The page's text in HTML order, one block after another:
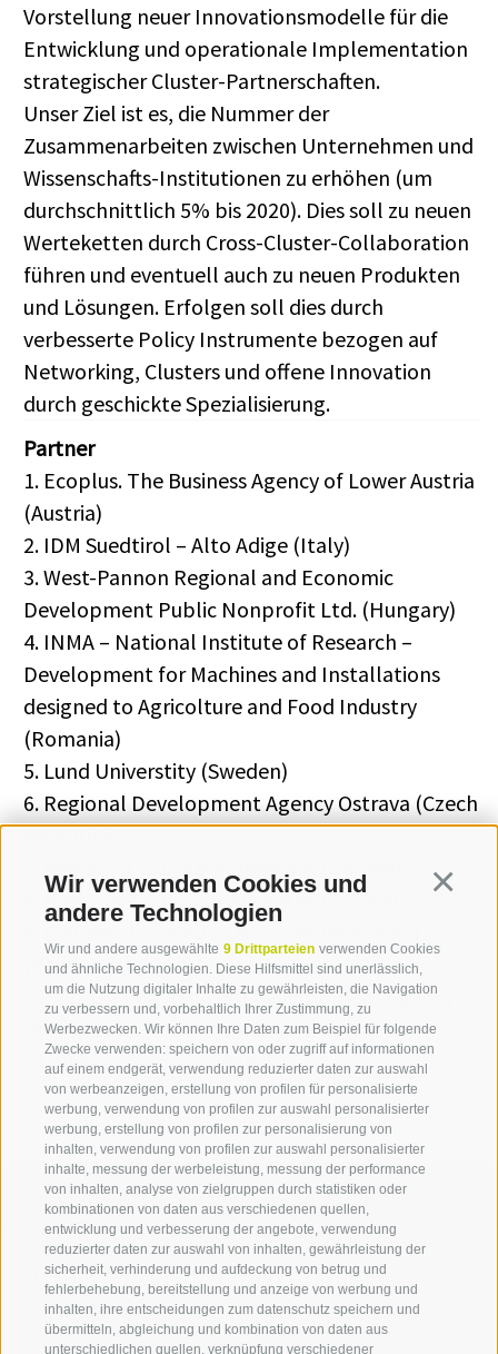
Wir verwenden Cookies und
andere Technologien
Wir und andere ausgewählte 9 Drittparteien verwenden Cookies
und ähnliche Technologien. Diese Hilfsmittel sind unerlässlich,
um die Nutzung digitaler Inhalte zu gewährleisten, die Navigation
zu verbessern und, vorbehaltlich Ihrer Zustimmung, zu
Werbezwecken. Wir können Ihre Daten zum Beispiel für folgende
Zwecke verwenden: speichern von oder zugriff auf informationen
auf einem endgerät, verwendung reduzierter daten zur auswahl
von werbeanzeigen, erstellung von profilen für personalisierte
werbung, verwendung von profilen zur auswahl personalisierter
werbung, erstellung von profilen zur personalisierung von
inhalten, verwendung von profilen zur auswahl personalisierter
inhalte, messung der werbeleistung, messung der performance
von inhalten, analyse von zielgruppen durch statistiken oder
kombinationen von daten aus verschiedenen quellen,
entwicklung und verbesserung der angebote, verwendung
reduzierter daten zur auswahl von inhalten, gewährleistung der
sicherheit, verhinderung und aufdeckung von betrug und
fehlerbehebung, bereitstellung und anzeige von werbung und
inhalten, ihre entscheidungen zum datenschutz speichern und
übermitteln, abgleichung und kombination von daten aus
unterschiedlichen quellen, verknüpfung verschiedener
Vorstellung neuer Innovationsmodelle für die
Entwicklung und operationale Implementation
strategischer Cluster-Partnerschaften.
Unser Ziel ist es, die Nummer der
Zusammenarbeiten zwischen Unternehmen und
Wissenschafts-Institutionen zu erhöhen (um
durchschnittlich 5% bis 2020). Dies soll zu neuen
Werteketten durch Cross-Cluster-Collaboration
führen und eventuell auch zu neuen Produkten
und Lösungen. Erfolgen soll dies durch
verbesserte Policy Instrumente bezogen auf
Networking, Clusters und offene Innovation
durch geschickte Spezialisierung.
Partner
1. Ecoplus. The Business Agency of Lower Austria
(Austria)
2. IDM Suedtirol – Alto Adige (Italy)
3. West-Pannon Regional and Economic
Development Public Nonprofit Ltd. (Hungary)
4. INMA – National Institute of Research –
Development for Machines and Installations
designed to Agricolture and Food Industry
(Romania)
5. Lund Universtity (Sweden)
6. Regional Development Agency Ostrava (Czech
Republic)
7. Region of Southern Denmark (Denmark)
8. Regional Council of Auvergne (France)
9. Flanders Innovation & Entrepreneurship
(Belgium)
10. North-East Regional Development Agency
(Romania)
11. Region Skåne (Sweden)
Kontaktieren Sie uns
IDM Südtirol - Alto Adige